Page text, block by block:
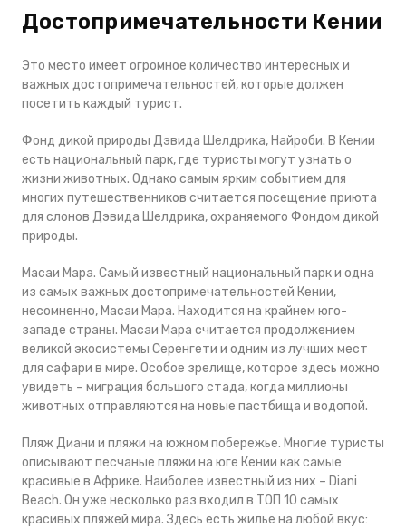
Достопримечательности Кении
Это место имеет огромное количество интересных и
важных достопримечательностей, которые должен
посетить каждый турист.
Фонд дикой природы Дэвида Шелдрика, Найроби. В Кении
есть национальный парк, где туристы могут узнать о
жизни животных. Однако самым ярким событием для
многих путешественников считается посещение приюта
для слонов Дэвида Шелдрика, охраняемого Фондом дикой
природы.
Масаи Мара. Самый известный национальный парк и одна
из самых важных достопримечательностей Кении,
несомненно, Масаи Мара. Находится на крайнем юго-
западе страны. Масаи Мара считается продолжением
великой экосистемы Серенгети и одним из лучших мест
для сафари в мире. Особое зрелище, которое здесь можно
увидеть – миграция большого стада, когда миллионы
животных отправляются на новые пастбища и водопой.
Пляж Диани и пляжи на южном побережье. Многие туристы
описывают песчаные пляжи на юге Кении как самые
красивые в Африке. Наиболее известный из них – Diani
Beach. Он уже несколько раз входил в ТОП 10 самых
красивых пляжей мира. Здесь есть жилье на любой вкус: